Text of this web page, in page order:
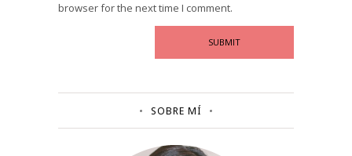
browser for the next time I comment.
SOBRE MÍ